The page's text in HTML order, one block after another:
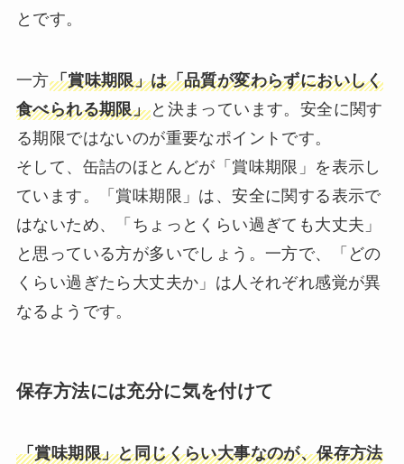
とです。
一方「賞味期限」は「品質が変わらずにおいしく
食べられる期限」 と決まっています。安全に関す
る期限ではないのが重要なポイントです。
そして、缶詰のほとんどが「賞味期限」を表示し
ています。「賞味期限」は、安全に関する表示で
はないため、「ちょっとくらい過ぎても大丈夫」
と思っている方が多いでしょう。一方で、「どの
くらい過ぎたら大丈夫か」は人それぞれ感覚が異
なるようです。
保存方法には充分に気を付けて
「賞味期限」と同じくらい大事なのが、保存方法